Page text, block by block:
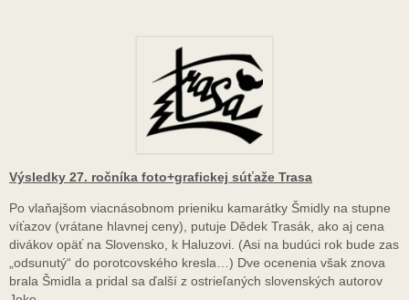
Výsledky 27. ročníka foto+grafickej súťaže Trasa
Po vlaňajšom viacnásobnom prieniku kamarátky Šmidly na stupne
víťazov (vrátane hlavnej ceny), putuje Dědek Trasák, ako aj cena
divákov opäť na Slovensko, k Haluzovi. (Asi na budúci rok bude zas
„odsunutý“ do porotcovského kresla…) Dve ocenenia však znova
brala Šmidla a pridal sa ďalší z ostrieľaných slovenských autorov